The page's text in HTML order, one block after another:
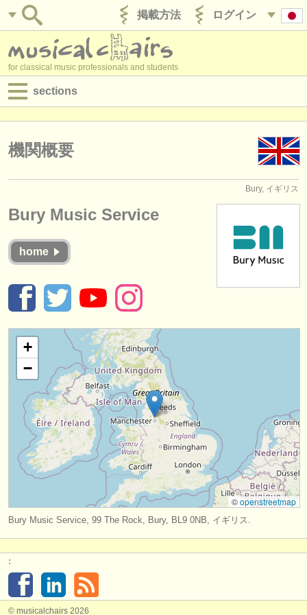
ログイン
掲載方法
for classical music professionals and students
sections
求人情報 (演奏関係の職)
講習会
コンクール
盗まれた楽器
ディレクトリー:
オーケストラ
音楽学校
ユース オーケストラ
musicalchairsについて
お問い合わせ
クラシック音楽ニュース
機関概要
Bury, イギリス
Bury Music Service
home
+
−
©openstreetmap
Bury Music Service, 99 The Rock, Bury, BL9 0NB, イギリス.
:
© musicalchairs 2026